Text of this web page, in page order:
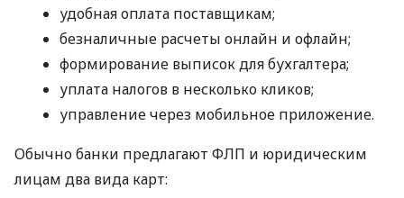
удобная оплата поставщикам;
безналичные расчеты онлайн и офлайн;
формирование выписок для бухгалтера;
уплата налогов в несколько кликов;
управление через мобильное приложение.
Обычно банки предлагают ФЛП и юридическим
лицам два вида карт: